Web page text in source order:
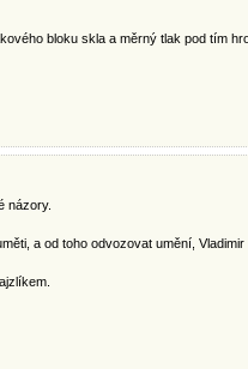
bloku skla a měrný tlak pod tím
názory.
a od toho odvozovat umění,